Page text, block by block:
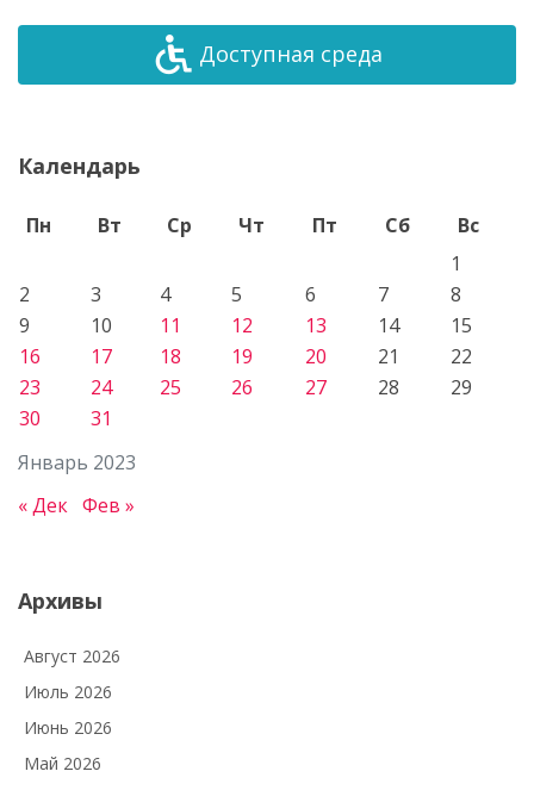
Доступная среда
Календарь
Январь 2023
Пн Вт Ср Чт Пт Сб
Вс
1
2
3 4 5 6 7
8
9
10 11 12 13 14
15
16
17 18 19 20 21
22
23
24 25 26 27 28
29
30
31
« Дек Фев »
Архивы
Август 2026
Июль 2026
Июнь 2026
Май 2026